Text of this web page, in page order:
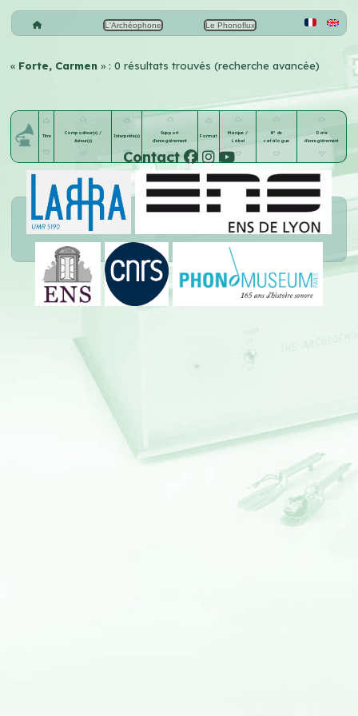
L'Archéophone Le Phonoflux
« Forte, Carmen» : 0 résultats trouvés (recherche avancée)
Titre
Compositeur(s) /
Auteur(s)
Interprète(s)
Support
d'enregistrement
Format
Marque /
Label
N° de
catalogue
Date
d'enregistrement
Contact